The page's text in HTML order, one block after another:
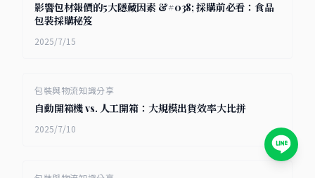
影響包材報價的5大隱藏因素 &#038; 採購前必看：食品
包裝採購秘笈
2025/7/15
包裝與物流知識分享
自動開箱機 vs. 人工開箱：大規模出貨效率大比拼
2025/7/10